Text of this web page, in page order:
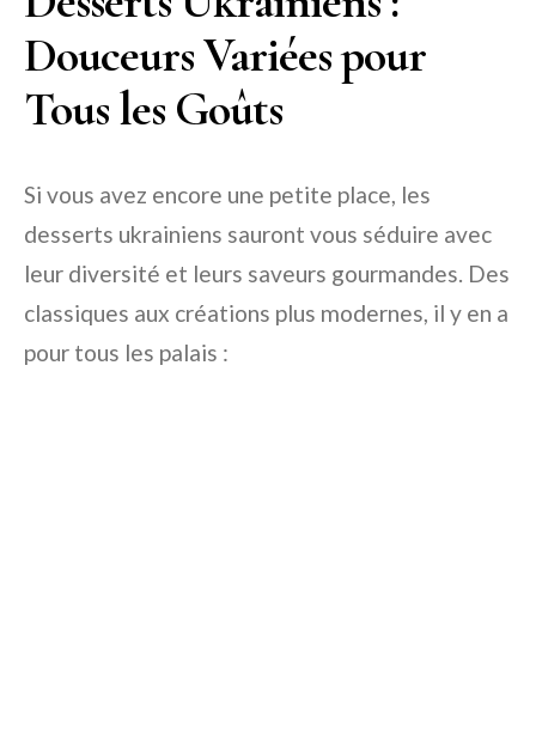
Douceurs Variées pour
Tous les Goûts
Si vous avez encore une petite place, les
desserts ukrainiens sauront vous séduire avec
leur diversité et leurs saveurs gourmandes. Des
classiques aux créations plus modernes, il y en a
pour tous les palais :